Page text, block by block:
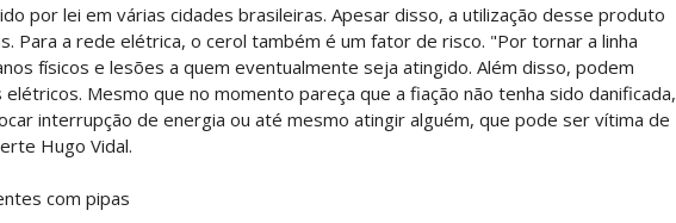
por lei em várias cidades brasileiras. Apesar disso, a utilização desse produto
Para a rede elétrica, o cerol também é um fator de risco. "Por tornar a linha
físicos e lesões a quem eventualmente seja atingido. Além disso, podem
Mesmo que no momento pareça que a fiação não tenha sido danificada,
interrupção de energia ou até mesmo atingir alguém, que pode ser vítima de
Hugo Vidal.
com pipas